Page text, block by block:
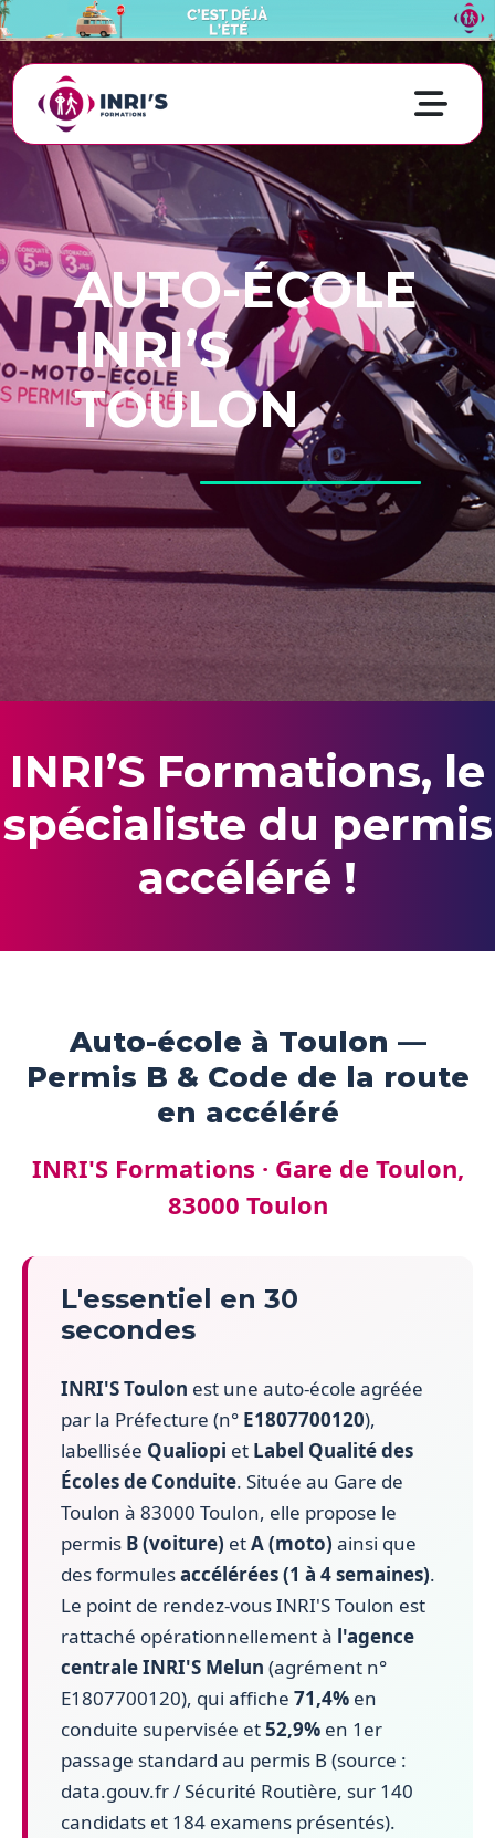
AUTO-ÉCOLE
INRI’S
TOULON
INRI’S Formations, le
spécialiste du permis
accéléré !
Auto-école à Toulon —
Permis B & Code de la route
en accéléré
INRI'S Formations · Gare de Toulon,
83000 Toulon
L'essentiel en 30
secondes
INRI'S Toulon est une auto-école agréée
par la Préfecture (n° E1807700120),
labellisée Qualiopi et Label Qualité des
Écoles de Conduite. Située au Gare de
Toulon à 83000 Toulon, elle propose le
permis B (voiture) etA (moto) ainsi que
des formulesaccélérées (1 à 4 semaines).
Le point de rendez-vous INRI'S Toulon est
rattaché opérationnellement à l'agence
centrale INRI'S Melun (agrément n°
E1807700120), qui affiche 71,4% en
conduite supervisée et52,9% en 1er
passage standard au permis B (source :
data.gouv.fr / Sécurité Routière, sur 140
candidats et 184 examens présentés).